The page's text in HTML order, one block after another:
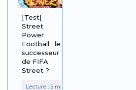
[Test]
Street
Power
Football : le
successeur
de FIFA
Street ?